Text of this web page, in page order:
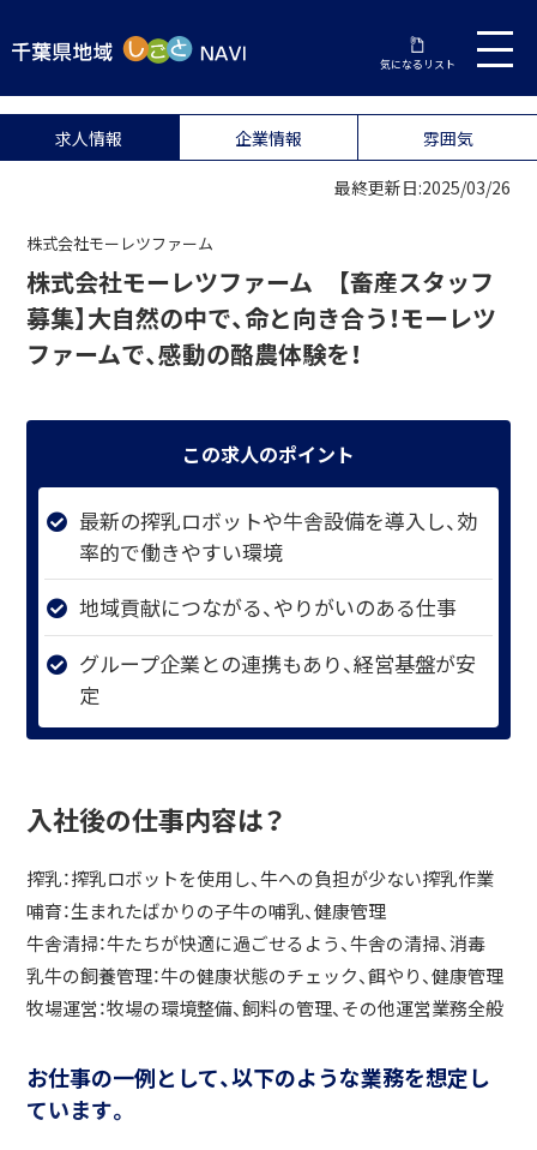
気になるリスト
求人情報 企業情報 雰囲気
最終更新日:2025/03/26
株式会社モーレツファーム
株式会社モーレツファーム 【畜産スタッフ
募集】大自然の中で、命と向き合う！モーレツ
ファームで、感動の酪農体験を！
この求人のポイント
最新の搾乳ロボットや牛舎設備を導入し、効
率的で働きやすい環境
地域貢献につながる、やりがいのある仕事
グループ企業との連携もあり、経営基盤が安
定
入社後の仕事内容は？
搾乳：搾乳ロボットを使用し、牛への負担が少ない搾乳作業
哺育：生まれたばかりの子牛の哺乳、健康管理
牛舎清掃：牛たちが快適に過ごせるよう、牛舎の清掃、消毒
乳牛の飼養管理：牛の健康状態のチェック、餌やり、健康管理
牧場運営：牧場の環境整備、飼料の管理、その他運営業務全般
お仕事の一例として、以下のような業務を想定し
ています。